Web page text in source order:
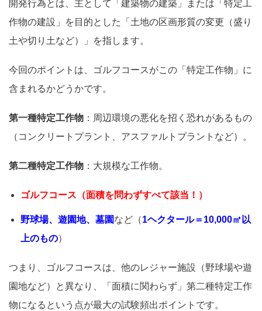
開発行為とは、主として「建築物の建築」または「特定工
作物の建設」を目的とした「土地の区画形質の変更（盛り
土や切り土など）」を指します。
今回のポイントは、ゴルフコースがこの「特定工作物」に
含まれるかどうかです。
第一種特定工作物 ：周辺環境の悪化を招く恐れがあるもの
（コンクリートプラント、アスファルトプラントなど）。
第二種特定工作物 ：大規模な工作物。
ゴルフコース（面積を問わずすべて該当！）
野球場、遊園地、墓園など（1ヘクタール＝10,000㎡以
上のもの）
つまり、ゴルフコースは、他のレジャー施設（野球場や遊
園地など）と異なり、「面積に関わらず」第二種特定工作
物になるという点が最大の試験頻出ポイントです。